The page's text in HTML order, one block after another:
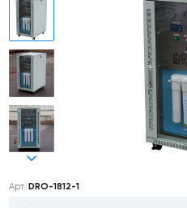
Арт.: DRO-1812-1